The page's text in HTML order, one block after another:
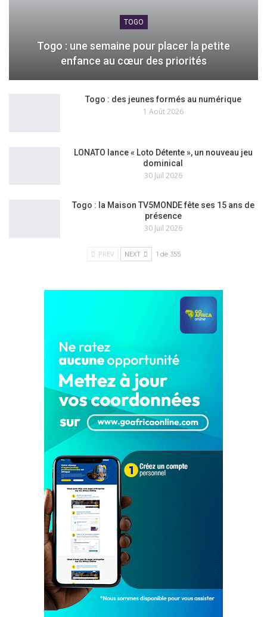
TOGO
Togo : une semaine pour placer la petite
enfance au cœur des priorités
Togo : des jeunes formés au numérique
1 Août 2026
LONATO lance « Loto Détente », un nouveau jeu
dominical
30 Juil 2026
Togo : la Maison TV5MONDE fête ses 15 ans de
présence
30 Juil 2026
PREV NEXT 1 de 355